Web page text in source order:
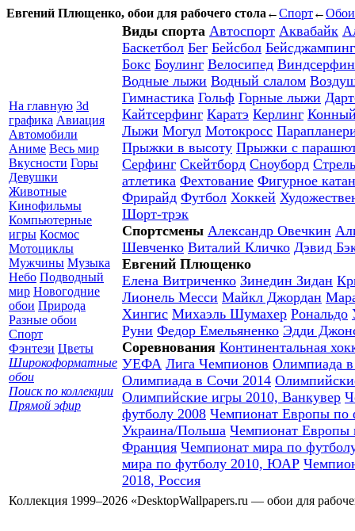
Евгений Плющенко, обои для рабочего стола ←Спорт←Обои
На главную 3d
графика Авиация
Автомобили
Аниме Весь мир
Вкусности Горы
Девушки
Животные
Кинофильмы
Компьютерные
игры Космос
Мотоциклы
Мужчины Музыка
Небо Подводный
мир Новогодние
обои Природа
Разные обои
Спорт
Фэнтези Цветы
Широкоформатные
обои
Поиск по коллекции
Прямой эфир
Виды спорта Автоспорт Аквабайк
Баскетбол Бег Бейсбол Бейсджампинг
Бокс Боулинг Велосипед
Водные лыжи Водный слалом
Гимнастика Гольф Горные лыжи
Кайтсерфинг Каратэ Керлинг
Лыжи Могул Мотокросс
Прыжки в высоту Прыжки с
Серфинг Скейтборд Сноуборд
атлетика Фехтование Фигурное
Фрирайд Футбол Хоккей
Шорт-трэк
Спортсмены Александр Овечкин
Шевченко Виталий Кличко Дэвид
Евгений Плющенко
Елена Витриченко Зинедин Зидан
Лионель Месси Майкл Джордан
Хингис Михаэль Шумахер Рональдо
Руни Федор Емельяненко Эдди
Соревнования Континентальная
УЕФА Лига Чемпионов Олимпиада
Олимпиада в Сочи 2014
Олимпийские игры 2010, Ванкувер
футболу 2008 Чемпионат Европы по
Украина/Польша Чемпионат Европы
Франция Чемпионат мира по
мира по футболу 2010, ЮАР
2018, Россия
Коллекция 1999–2026 «DesktopWallpapers.ru — обои для